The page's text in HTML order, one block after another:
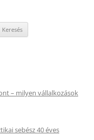
– milyen vállalkozások
sebész 40 éves